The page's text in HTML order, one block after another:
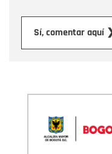
Sí, comentar aquí